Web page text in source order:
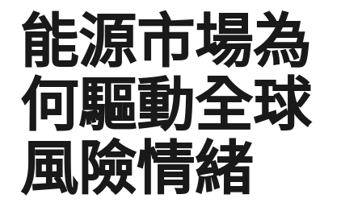
能源市場為
何驅動全球
風險情緒